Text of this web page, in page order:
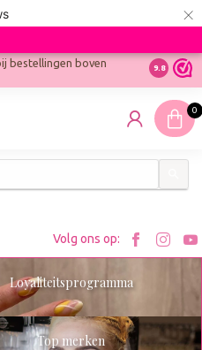
×
bestellingen boven
Ontdek
9.8
0
Volg ons op:
Bezoek
Loyaliteitsprogramma
Top merken